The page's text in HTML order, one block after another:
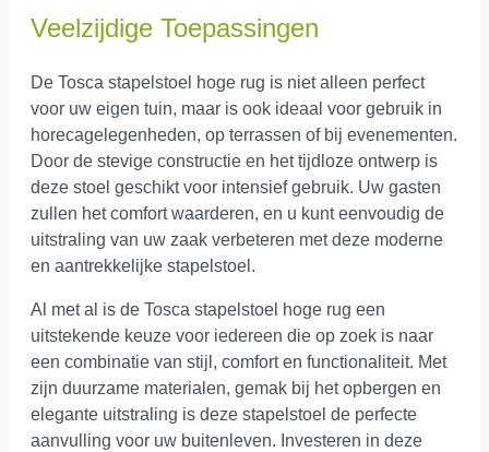
Veelzijdige Toepassingen
De Tosca stapelstoel hoge rug is niet alleen perfect
voor uw eigen tuin, maar is ook ideaal voor gebruik in
horecagelegenheden, op terrassen of bij evenementen.
Door de stevige constructie en het tijdloze ontwerp is
deze stoel geschikt voor intensief gebruik. Uw gasten
zullen het comfort waarderen, en u kunt eenvoudig de
uitstraling van uw zaak verbeteren met deze moderne
en aantrekkelijke stapelstoel.
Al met al is de Tosca stapelstoel hoge rug een
uitstekende keuze voor iedereen die op zoek is naar
een combinatie van stijl, comfort en functionaliteit. Met
zijn duurzame materialen, gemak bij het opbergen en
elegante uitstraling is deze stapelstoel de perfecte
aanvulling voor uw buitenleven. Investeren in deze